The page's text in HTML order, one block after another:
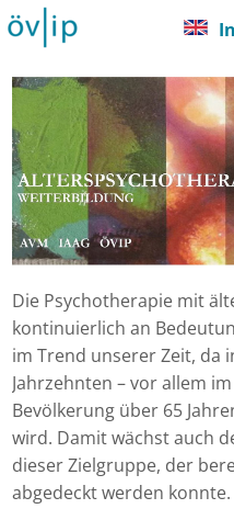
Die Psychotherapie mit
kontinuierlich an
im Trend unserer Zeit, da
Jahrzehnten – vor allem
Bevölkerung über 65
wird. Damit wächst auch
dieser Zielgruppe, der
abgedeckt werden konnte.